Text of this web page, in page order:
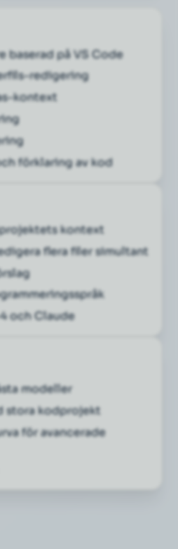
baserad på VS Code
redigering
kontext
förklaring av kod
kontext
flera filer simultant
och Claude
modeller
stora kodprojekt
för avancerade